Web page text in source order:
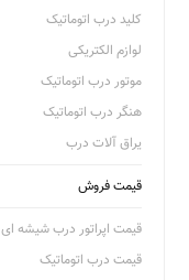
کلید درب اتوماتیک
لوازم الکتریکی
موتور درب اتوماتیک
هنگر درب اتوماتیک
یراق آلات درب
قیمت فروش
قیمت اپراتور درب شیشه ای
قیمت درب اتوماتیک